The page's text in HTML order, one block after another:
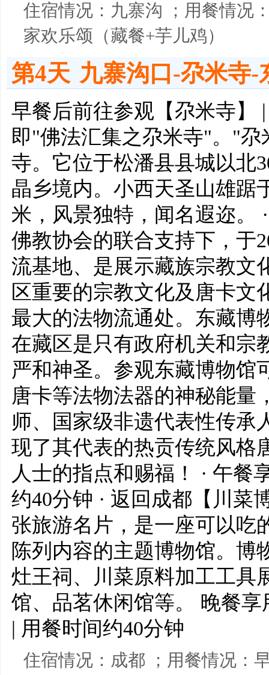
住宿情况：九寨沟 ；用餐情况
家欢乐颂（藏餐+芋儿鸡）
第4天 九寨沟口-尕米寺-
早餐后前往参观【尕米寺】
即"佛法汇集之尕米寺"。"
寺。它位于松潘县县城以北
晶乡境内。小西天圣山雄踞
米，风景独特，闻名遐迩。
佛教协会的联合支持下，于
流基地、是展示藏族宗教文
区重要的宗教文化及唐卡文
最大的法物流通处。东藏博
在藏区是只有政府机关和宗
严和神圣。参观东藏博物馆
唐卡等法物法器的神秘能量
师、国家级非遗代表性传承
现了其代表的热贡传统风格
人士的指点和赐福！ · 午餐
约40分钟 · 返回成都【川菜
张旅游名片，是一座可以吃
陈列内容的主题博物馆。博
灶王祠、川菜原料加工工具
馆、品茗休闲馆等。 晚餐
| 用餐时间约40分钟
住宿情况：成都 ；用餐情况：